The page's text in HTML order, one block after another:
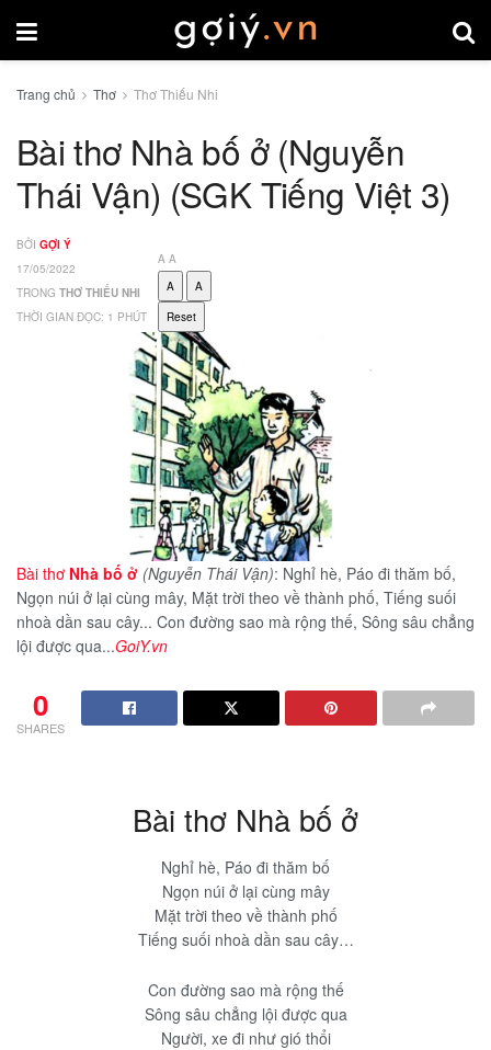
Trang chủ Thơ Thơ Thiếu Nhi
Bài thơ Nhà bố ở (Nguyễn
Thái Vận) (SGK Tiếng Việt 3)
BỞI GỢI Ý
17/05/2022
TRONG THƠ THIẾU NHI
THỜI GIAN ĐỌC: 1 PHÚT
A A
A
A
Reset
Bài thơ Nhà bố ở (Nguyễn Thái Vận): Nghỉ hè, Páo đi thăm bố,
Ngọn núi ở lại cùng mây, Mặt trời theo về thành phố, Tiếng suối
nhoà dần sau cây... Con đường sao mà rộng thế, Sông sâu chẳng
lội được qua...GoiY.vn
0
SHARES
Bài thơ Nhà bố ở
Nghỉ hè, Páo đi thăm bố
Ngọn núi ở lại cùng mây
Mặt trời theo về thành phố
Tiếng suối nhoà dần sau cây…
Con đường sao mà rộng thế
Sông sâu chẳng lội được qua
Người, xe đi như gió thổi